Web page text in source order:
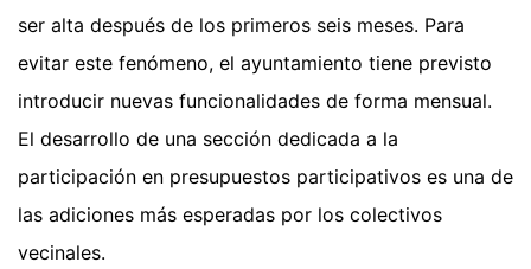
ser alta después de los primeros seis meses. Para
evitar este fenómeno, el ayuntamiento tiene previsto
introducir nuevas funcionalidades de forma mensual.
El desarrollo de una sección dedicada a la
participación en presupuestos participativos es una de
las adiciones más esperadas por los colectivos
vecinales.